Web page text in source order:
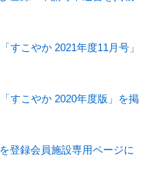
すこやか 2021年度11月号」
すこやか 2020年度版」を掲
登録会員施設専用ページに